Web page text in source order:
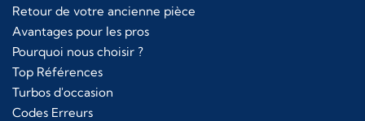
Retour de votre ancienne pièce
Avantages pour les pros
Pourquoi nous choisir ?
Top Références
Turbos d'occasion
Codes Erreurs